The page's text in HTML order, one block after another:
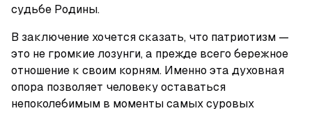
судьбе Родины.
В заключение хочется сказать, что патриотизм —
это не громкие лозунги, а прежде всего бережное
отношение к своим корням. Именно эта духовная
опора позволяет человеку оставаться
непоколебимым в моменты самых суровых